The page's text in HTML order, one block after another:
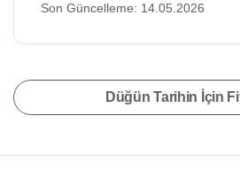
Son Güncelleme: 14.05.2026
Düğün Tarihin İçin